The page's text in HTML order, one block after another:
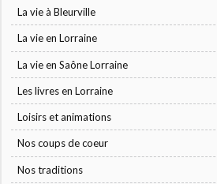
La vie à Bleurville
La vie en Lorraine
La vie en Saône Lorraine
Les livres en Lorraine
Loisirs et animations
Nos coups de coeur
Nos traditions